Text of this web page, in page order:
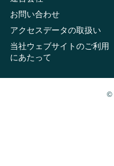
お問い合わせ
アクセスデータの取扱い
当社ウェブサイトのご利用
にあたって
©